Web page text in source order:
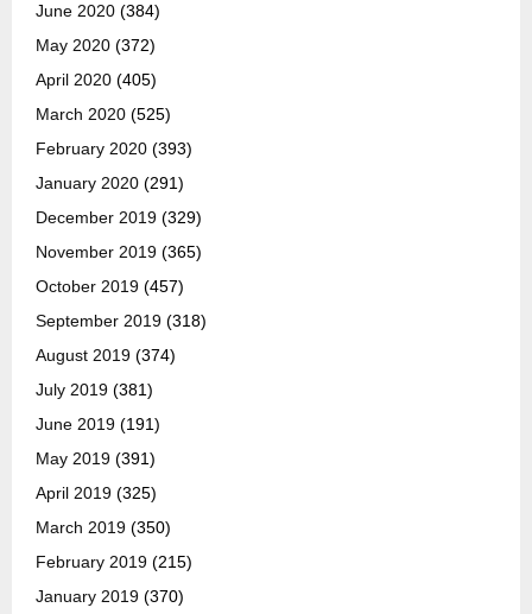
June 2020 (384)
May 2020 (372)
April 2020 (405)
March 2020 (525)
February 2020 (393)
January 2020 (291)
December 2019 (329)
November 2019 (365)
October 2019 (457)
September 2019 (318)
August 2019 (374)
July 2019 (381)
June 2019 (191)
May 2019 (391)
April 2019 (325)
March 2019 (350)
February 2019 (215)
January 2019 (370)